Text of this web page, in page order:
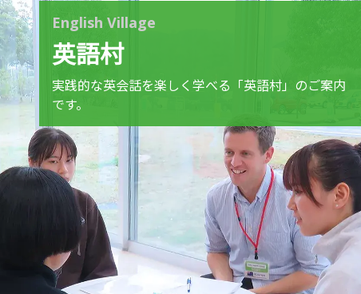
English Village
英語村
実践的な英会話を楽しく学べる「英語村」のご案内
です。